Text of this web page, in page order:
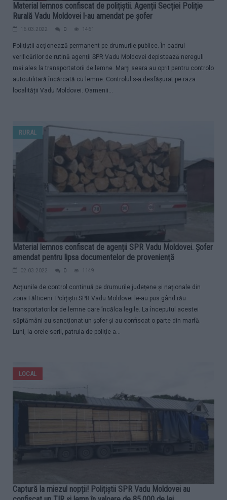
Material lemnos confiscat de polițiștii. Agenții Secției Poliție
Rurală Vadu Moldovei l-au amendat pe șofer
16.03.2022 0 1461
Polițiștii acționează permanent pe drumurile publice. În cadrul
verificărilor de rutină agenții SPR Vadu Moldovei depistează nereguli
mai ales la transportatorii de lemne. Marți seara au oprit pentru controlo
autoutilitară încărcată cu lemne. Controlul s-a desfășurat pe raza
localității Vadu Moldovei. Oamenii...
RURAL
Material lemnos confiscat de agenții SPR Vadu Moldovei. Șofer
amendat pentru lipsa documentelor de proveniență
02.03.2022 0 1149
Acțiunile de control continuă pe drumurile județene și naționale din
zona Fălticeni. Polițiștii SPR Vadu Moldovei le-au pus gând rău
transportatorilor de lemne care încălca legile. La începutul acestei
săptămâni au sancționat un șofer și au confiscat o parte din marfă.
Luni, la orele serii, patrula de poliție a...
LOCAL
Captură la miezul nopții! Polițiștii SPR Vadu Moldovei au